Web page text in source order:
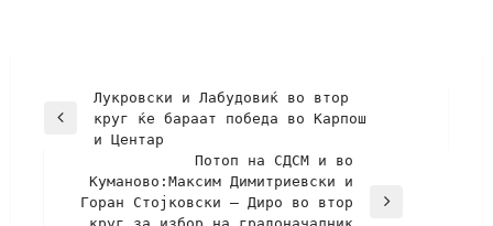
Лукровски и Лабудовиќ во втор
круг ќе бараат победа во Карпош
и Центар
Потоп на СДСМ и во
Куманово:Максим Димитриевски и
Горан Стојковски – Диро во втор